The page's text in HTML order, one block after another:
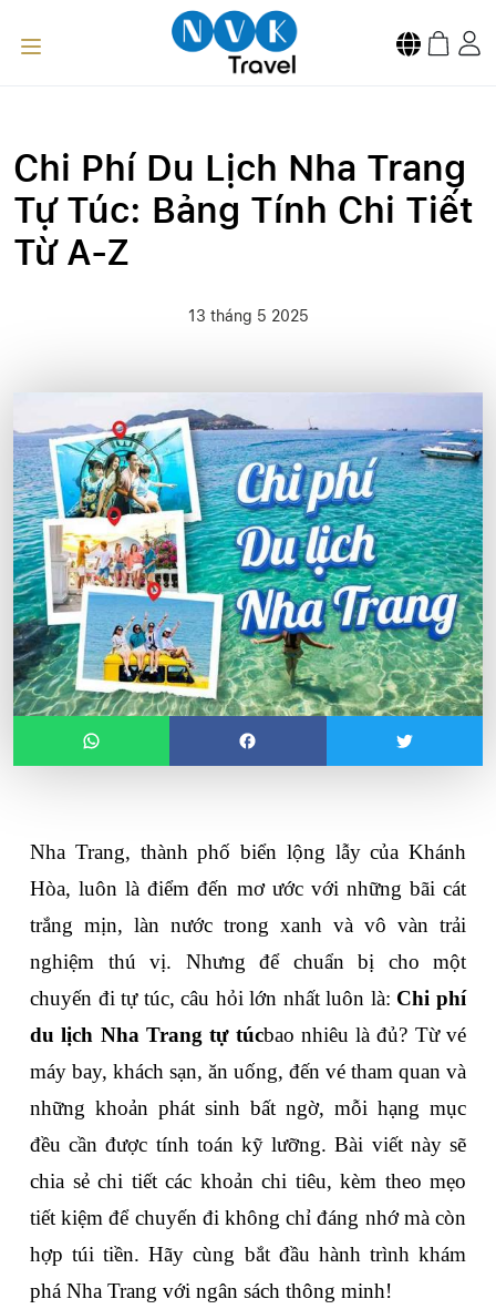
Chi Phí Du Lịch Nha Trang
Tự Túc: Bảng Tính Chi Tiết
Từ A-Z
13 tháng 5 2025
Nha Trang, thành phố biển lộng lẫy của Khánh
Hòa, luôn là điểm đến mơ ước với những bãi cát
trắng mịn, làn nước trong xanh và vô vàn trải
nghiệm thú vị. Nhưng để chuẩn bị cho một
chuyến đi tự túc, câu hỏi lớn nhất luôn là: Chi phí
du lịch Nha Trang tự túcbao nhiêu là đủ? Từ vé
máy bay, khách sạn, ăn uống, đến vé tham quan và
những khoản phát sinh bất ngờ, mỗi hạng mục
đều cần được tính toán kỹ lưỡng. Bài viết này sẽ
chia sẻ chi tiết các khoản chi tiêu, kèm theo mẹo
tiết kiệm để chuyến đi không chỉ đáng nhớ mà còn
hợp túi tiền. Hãy cùng bắt đầu hành trình khám
phá Nha Trang với ngân sách thông minh!